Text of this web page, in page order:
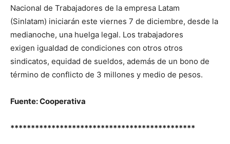
Nacional de Trabajadores de la empresa Latam
(Sinlatam) iniciarán este viernes 7 de diciembre, desde la
medianoche, una huelga legal. Los trabajadores
exigen igualdad de condiciones con otros otros
sindicatos, equidad de sueldos, además de un bono de
término de conflicto de 3 millones y medio de pesos.
Fuente: Cooperativa
*********************************************